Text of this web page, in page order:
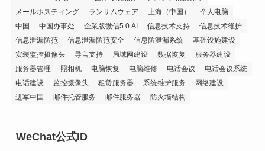
メールホスティング
ランサムウェア 上海（中国）
个人电脑
中国
中国办事处 企業版微信5.0 AI 信息技术支持
信息技术维护
信息泄漏防范
信息泄漏防范安全 信息防泄漏系统
基础设施建设
安装监控摄像头
导言支持 局域网建设 数据恢复
服务器建设
服务器管理
照相机 电脑恢复 电脑维修 电话会议
电话会议系统
电话建设
监控摄像头 租赁服务器 系统维护服务
网络建设
进军中国
邮件托管服务 邮件服务器 防火墙结构
WeChat公式ID